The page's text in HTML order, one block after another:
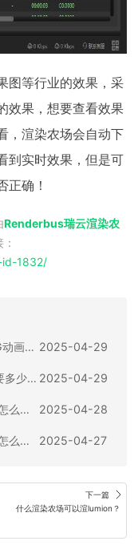
图等行业的效果，采
效果，想要查看效果
，渲染农场会自动下
到实时效果，但是可
正确！
Renderbus瑞云渲染农
1832/
产品介绍MG动画制作全攻略：热门MG动画渲染软件推荐及使用指南 2025-04-29
3D 动画渲染时长大揭秘：一帧究竟需要多少分钟？ 2025-04-29
小型渲染农场如何搭建？小型渲染农场怎么做？ 2025-04-28
个人渲染农场怎么搭建？个人渲染农场怎么做？ 2025-04-27
下一篇
什么渲染农场可以渲lumion？